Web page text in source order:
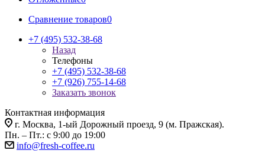
Сравнение товаров0
+7 (495) 532-38-68
Назад
Телефоны
+7 (495) 532-38-68
+7 (926) 755-14-68
Заказать звонок
Контактная информация
г. Москва, 1-ый Дорожный проезд, 9 (м. Пражская).
Пн. – Пт.: с 9:00 до 19:00
info@fresh-coffee.ru